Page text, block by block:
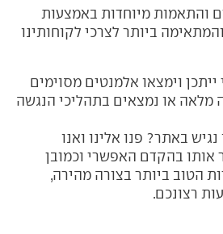
והתאמות מיוחדות באמצעות
ביותר לצרכי לקוחותינו
וימצאו אלמנטים מסוימים
מלאה או נמצאים בתהליכי הנגשה
באתר? פנו אלינו ואנו
אותו בהקדם האפשרי וכמובן
הטוב ביותר בצורה מהירה,
רצונכם.